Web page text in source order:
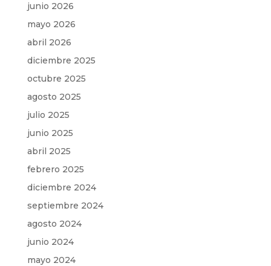
junio 2026
mayo 2026
abril 2026
diciembre 2025
octubre 2025
agosto 2025
julio 2025
junio 2025
abril 2025
febrero 2025
diciembre 2024
septiembre 2024
agosto 2024
junio 2024
mayo 2024